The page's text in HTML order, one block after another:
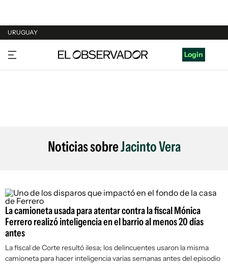
URUGUAY
URUGUAY
ARGENTINA
Login
Noticias sobreJacinto Vera
La camioneta usada para atentar contra la fiscal Mónica
Ferrero realizó inteligencia en el barrio al menos 20 días
antes
La fiscal de Corte resultó ilesa; los delincuentes usaron la misma
camioneta para hacer inteligencia varias semanas antes del episodio